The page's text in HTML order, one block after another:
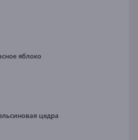
яблоко
цедра